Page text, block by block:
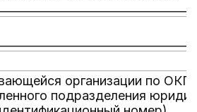
организации по
подразделения